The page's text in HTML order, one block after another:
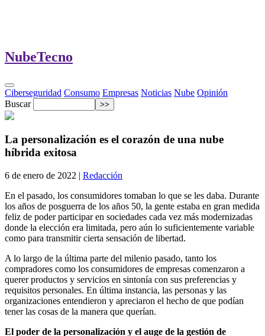
NubeTecno
Ciberseguridad Consumo Empresas Noticias Nube Opinión
Buscar
La personalización es el corazón de una nube
híbrida exitosa
6 de enero de 2022 | Redacción
En el pasado, los consumidores tomaban lo que se les daba. Durante
los años de posguerra de los años 50, la gente estaba en gran medida
feliz de poder participar en sociedades cada vez más modernizadas
donde la elección era limitada, pero aún lo suficientemente variable
como para transmitir cierta sensación de libertad.
A lo largo de la última parte del milenio pasado, tanto los
compradores como los consumidores de empresas comenzaron a
querer productos y servicios en sintonía con sus preferencias y
requisitos personales. En última instancia, las personas y las
organizaciones entendieron y apreciaron el hecho de que podían
tener las cosas de la manera que querían.
El poder de la personalización y el auge de la gestión de